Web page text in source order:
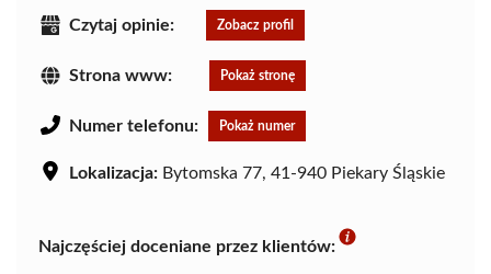
Czytaj opinie: Zobacz profil
Strona www: Pokaż stronę
Numer telefonu: Pokaż numer
Lokalizacja: Bytomska 77, 41-940 Piekary Śląskie
Najczęściej doceniane przez klientów: